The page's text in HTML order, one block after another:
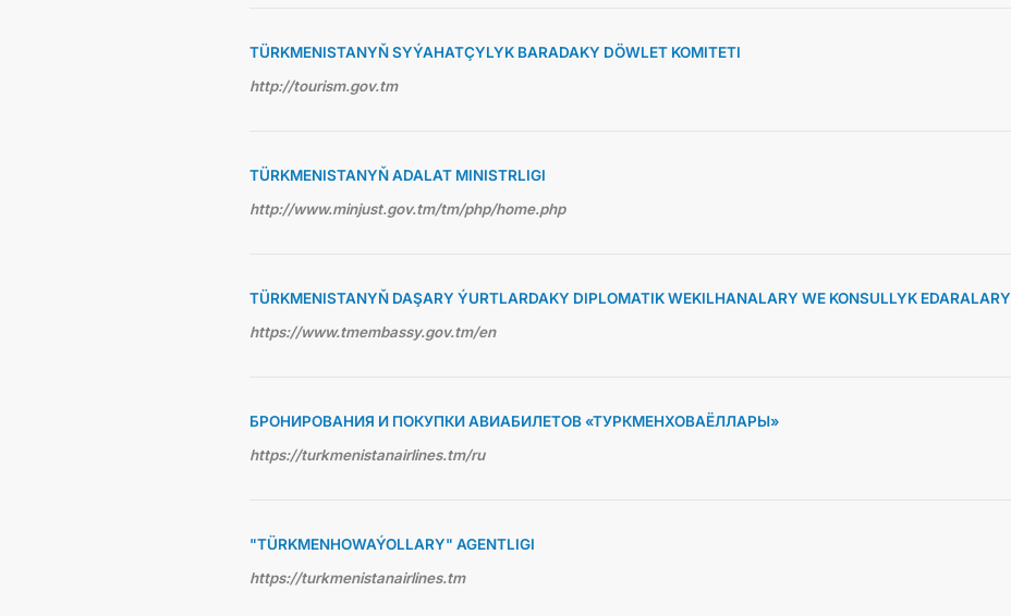
TÜRKMENISTANYŇ SYÝAHATÇYLYK BARADAKY DÖWLET KOMITETI
http://tourism.gov.tm
TÜRKMENISTANYŇ ADALAT MINISTRLIGI
http://www.minjust.gov.tm/tm/php/home.php
TÜRKMENISTANYŇ DAŞARY ÝURTLARDAKY DIPLOMATIK WEKILHANALARY WE KONSULLYK EDARALARY
https://www.tmembassy.gov.tm/en
БРОНИРОВАНИЯ И ПОКУПКИ АВИАБИЛЕТОВ «ТУРКМЕНХОВАЁЛЛАРЫ»
https://turkmenistanairlines.tm/ru
"TÜRKMENHOWAÝOLLARY" AGENTLIGI
https://turkmenistanairlines.tm